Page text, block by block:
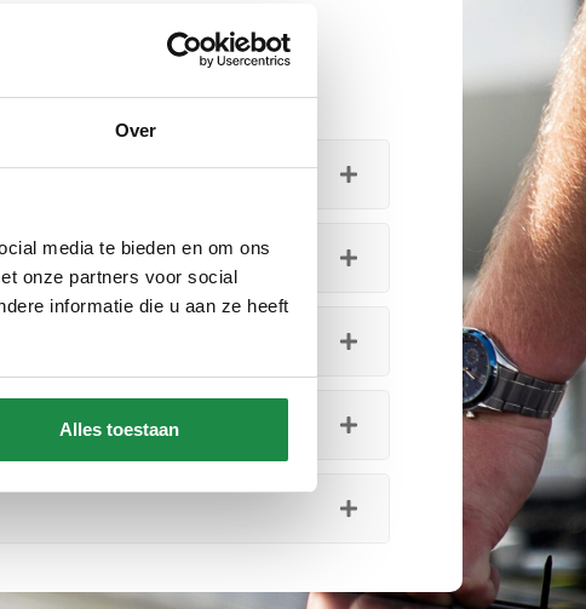
Over
media te bieden en om ons
onze partners voor social
informatie die u aan ze heeft
Alles toestaan